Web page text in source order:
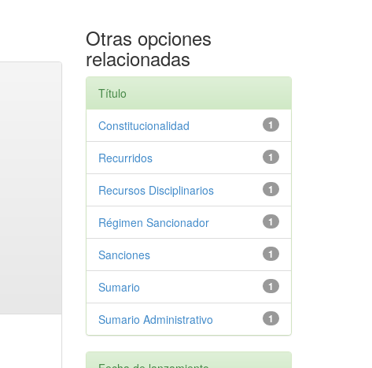
Otras opciones
relacionadas
Título
1
Constitucionalidad
1
Recurridos
1
Recursos Disciplinarios
1
Régimen Sancionador
1
Sanciones
1
Sumario
1
Sumario Administrativo